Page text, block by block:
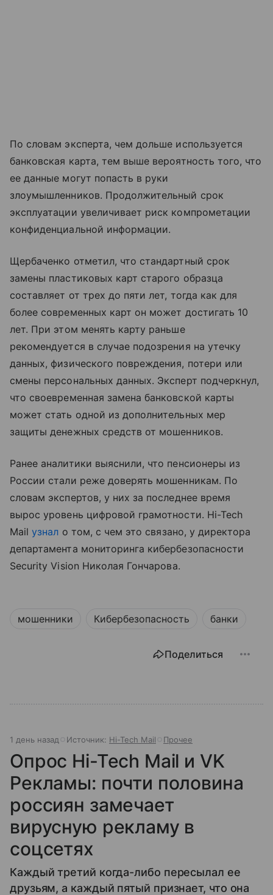
По словам эксперта, чем дольше используется
банковская карта, тем выше вероятность того, что
ее данные могут попасть в руки
злоумышленников. Продолжительный срок
эксплуатации увеличивает риск компрометации
конфиденциальной информации.
Щербаченко отметил, что стандартный срок
замены пластиковых карт старого образца
составляет от трех до пяти лет, тогда как для
более современных карт он может достигать 10
лет. При этом менять карту раньше
рекомендуется в случае подозрения на утечку
данных, физического повреждения, потери или
смены персональных данных. Эксперт подчеркнул,
что своевременная замена банковской карты
может стать одной из дополнительных мер
защиты денежных средств от мошенников.
Ранее аналитики выяснили, что пенсионеры из
России стали реже доверять мошенникам. По
словам экспертов, у них за последнее время
вырос уровень цифровой грамотности. Hi-Tech
Mailузнал о том, с чем это связано, у директора
департамента мониторинга кибербезопасности
Security Vision Николая Гончарова.
мошенники Кибербезопасность банки
Поделиться
1 день назад Источник: Hi-Tech Mail Прочее
Опрос Hi-Tech Mail и VK
Рекламы: почти половина
россиян замечает
вирусную рекламу в
соцсетях
Каждый третий когда-либо пересылал ее
друзьям, а каждый пятый признает, что она